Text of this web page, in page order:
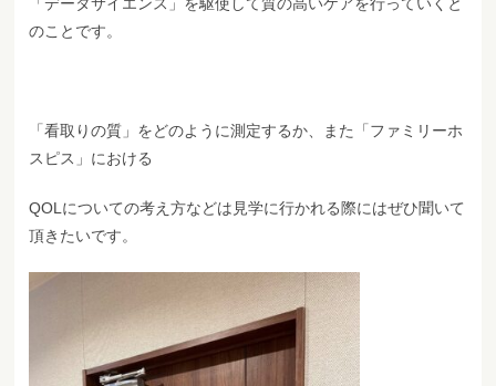
のことです。
「看取りの質」をどのように測定するか、また「ファミリーホ
スピス」における
QOLについての考え方などは見学に行かれる際にはぜひ聞いて
頂きたいです。